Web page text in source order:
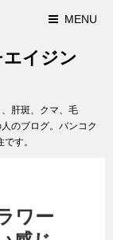
MENU
イジン
肝斑、クマ、毛
のブログ。バンコク
す。
ワー